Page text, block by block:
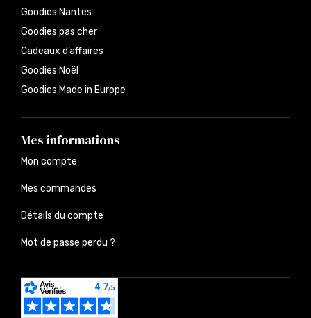
Goodies Nantes
Goodies pas cher
Cadeaux d’affaires
Goodies Noël
Goodies Made in Europe
Mes informations
Mon compte
Mes commandes
Détails du compte
Mot de passe perdu ?